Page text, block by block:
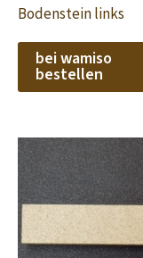
Bodenstein links
bei wamiso
bestellen